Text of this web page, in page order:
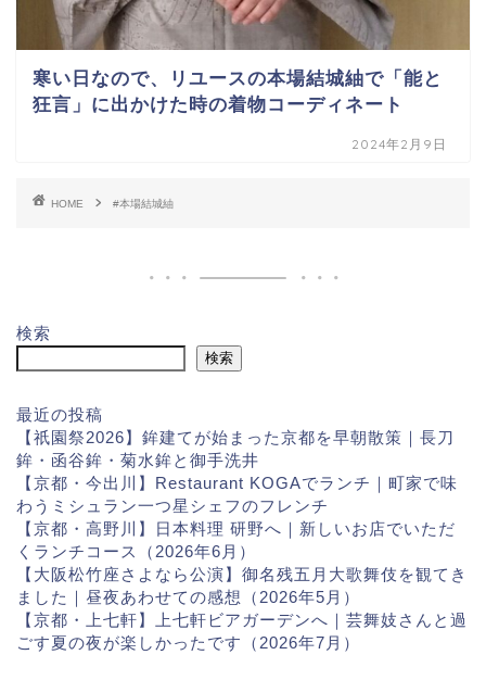
寒い日なので、リユースの本場結城紬で「能と
狂言」に出かけた時の着物コーディネート
2024年2月9日
HOME #本場結城紬
検索
検索
最近の投稿
【祇園祭2026】鉾建てが始まった京都を早朝散策｜長刀
鉾・函谷鉾・菊水鉾と御手洗井
【京都・今出川】Restaurant KOGAでランチ｜町家で味
わうミシュラン一つ星シェフのフレンチ
【京都・高野川】日本料理 研野へ｜新しいお店でいただ
くランチコース（2026年6月）
【大阪松竹座さよなら公演】御名残五月大歌舞伎を観てき
ました｜昼夜あわせての感想（2026年5月）
【京都・上七軒】上七軒ビアガーデンへ｜芸舞妓さんと過
ごす夏の夜が楽しかったです（2026年7月）